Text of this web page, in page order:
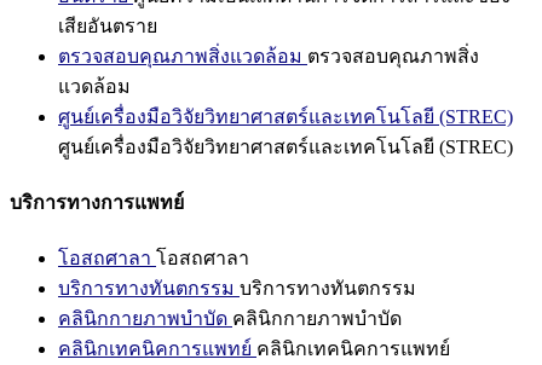
เสียอันตราย
ตรวจสอบคุณภาพสิ่งแวดล้อม ตรวจสอบคุณภาพสิ่ง
แวดล้อม
ศูนย์เครื่องมือวิจัยวิทยาศาสตร์และเทคโนโลยี (STREC)
ศูนย์เครื่องมือวิจัยวิทยาศาสตร์และเทคโนโลยี (STREC)
บริการทางการแพทย์
โอสถศาลา โอสถศาลา
บริการทางทันตกรรม บริการทางทันตกรรม
คลินิกกายภาพบำบัด คลินิกกายภาพบำบัด
คลินิกเทคนิคการแพทย์ คลินิกเทคนิคการแพทย์